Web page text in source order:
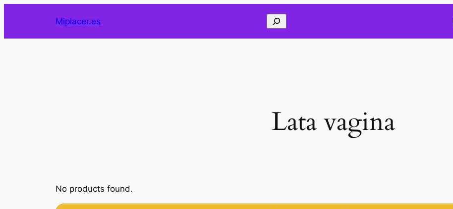
Miplacer.es Buscar
Lata vagina
No products found.